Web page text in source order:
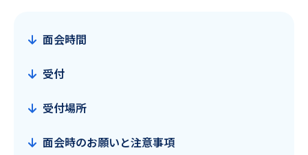
面会時間
受付
受付場所
面会時のお願いと注意事項